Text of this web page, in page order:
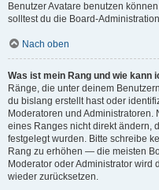
Benutzer Avatare benutzen
solltest du die Board-
Nach oben
Was ist mein Rang und wie kann
Ränge, die unter deinem
du bislang erstellt hast oder
Moderatoren und
eines Ranges nicht direkt ändern,
festgelegt wurden. Bitte schreibe
Rang zu erhöhen — die meisten
Moderator oder Administrator
wieder zurücksetzen.